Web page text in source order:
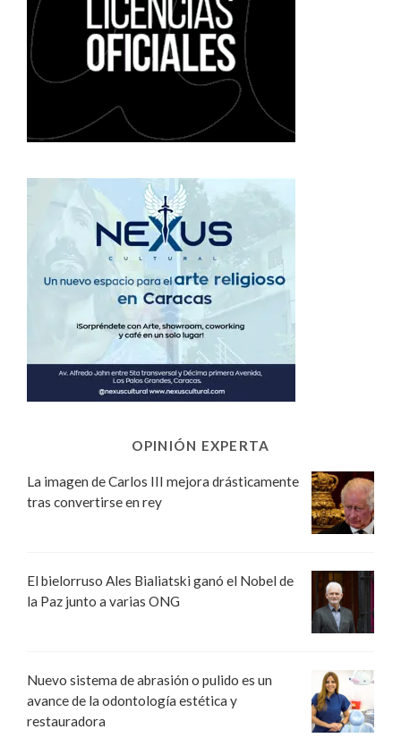
OPINIÓN EXPERTA
La imagen de Carlos III mejora drásticamente
tras convertirse en rey
El bielorruso Ales Bialiatski ganó el Nobel de
la Paz junto a varias ONG
Nuevo sistema de abrasión o pulido es un
avance de la odontología estética y
restauradora